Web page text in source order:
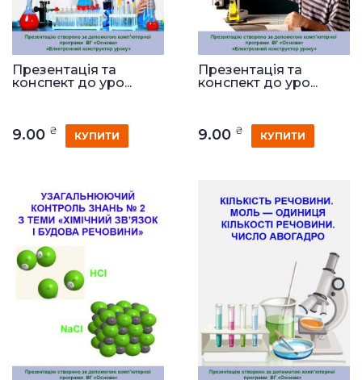
Презентація та
конспект до уро...
9.00 ₴ КУПИТИ
Презентація та
конспект до уро...
9.00 ₴ КУПИТИ